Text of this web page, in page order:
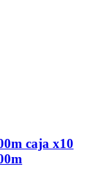
caja x10